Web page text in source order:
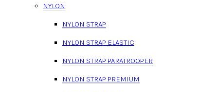
NYLON
NYLON STRAP
NYLON STRAP ELASTIC
NYLON STRAP PARATROOPER
NYLON STRAP PREMIUM